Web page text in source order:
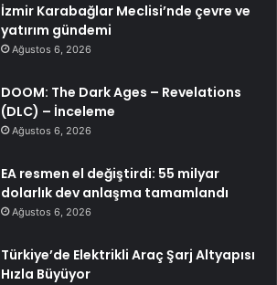
İzmir Karabağlar Meclisi’nde çevre ve
yatırım gündemi
Ağustos 6, 2026
DOOM: The Dark Ages – Revelations
(DLC) – İnceleme
Ağustos 6, 2026
EA resmen el değiştirdi: 55 milyar
dolarlık dev anlaşma tamamlandı
Ağustos 6, 2026
Türkiye’de Elektrikli Araç Şarj Altyapısı
Hızla Büyüyor